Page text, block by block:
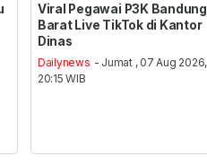
Viral Pegawai P3K Bandung
Barat Live TikTok di Kantor
Dinas
Dailynews - Jumat , 07 Aug 2026,
20:15 WIB